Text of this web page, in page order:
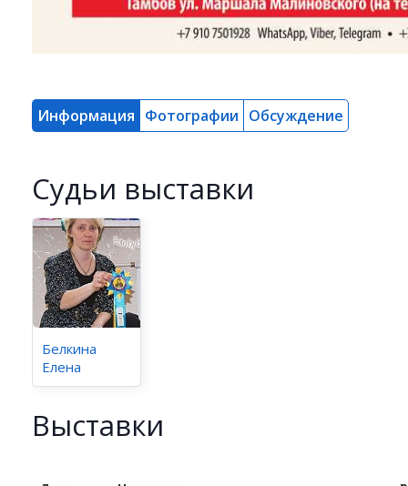
Информация Фотографии Обсуждение
Cудьи выставки
Белкина
Елена
Выставки